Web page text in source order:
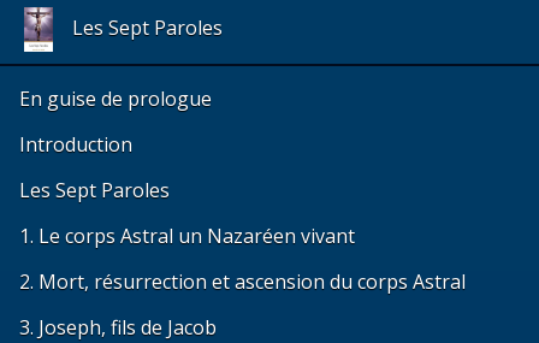
Les Sept Paroles
En guise de prologue
Introduction
Les Sept Paroles
1. Le corps Astral un Nazaréen vivant
2. Mort, résurrection et ascension du corps Astral
3. Joseph, fils de Jacob